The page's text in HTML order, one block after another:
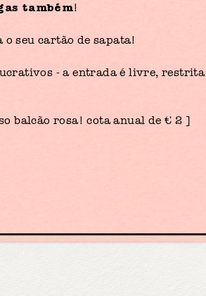
também!
o seu cartão de sapata!
- a entrada é livre, restrita
balcão rosa! cota anual de € 2 ]